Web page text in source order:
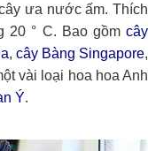
ưa nước ấm. Thích
20 ° C. Bao gồm cây
, cây Bàng Singapore,
vài loại hoa hoa Anh
Ý.